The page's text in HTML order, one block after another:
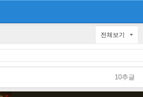
전체보기
10추글